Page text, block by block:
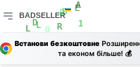
1
D
D
L
R
R
A
B
L
L
BADSELLER
BADSELLER — порівняння цін
Встанови безкоштовне
та економ більше! 💰